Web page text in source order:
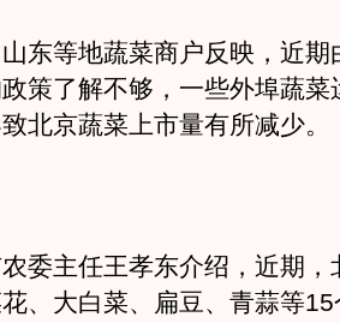
等地蔬菜商户反映，近期
策了解不够，一些外埠蔬菜
北京蔬菜上市量有所减少。
主任王孝东介绍，近期，
、大白菜、扁豆、青蒜等